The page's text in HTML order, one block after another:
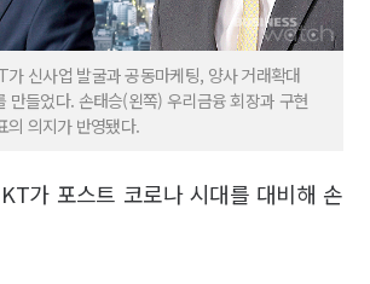
가 신사업 발굴과 공동마케팅, 양사 거래확대
만들었다. 손태승(왼쪽) 우리금융 회장과 구현
의 의지가 반영됐다.
가 포스트 코로나 시대를 대비해 손